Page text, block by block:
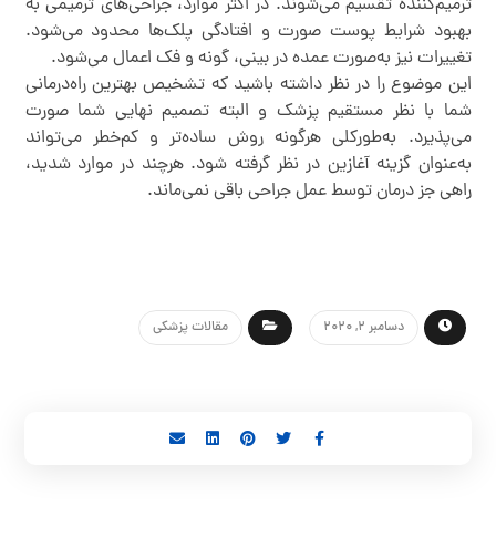
ترمیم‌کننده تقسیم می‌شوند. در اکثر موارد، جراحی‌های ترمیمی به
بهبود شرایط پوست صورت و افتادگی پلک‌ها محدود می‌شود.
تغییرات نیز به‌صورت عمده در بینی، گونه و فک اعمال می‌شود.
این موضوع را در نظر داشته باشید که تشخیص بهترین راه‌درمانی
شما با نظر مستقیم پزشک و البته تصمیم نهایی شما صورت
می‌پذیرد. به‌طورکلی هرگونه روش ساده‌تر و کم‌خطر می‌تواند
به‌عنوان گزینه آغازین در نظر گرفته شود. هرچند در موارد شدید،
راهی جز درمان توسط عمل جراحی باقی نمی‌ماند.
دسامبر 2, 2020 مقالات پزشکی